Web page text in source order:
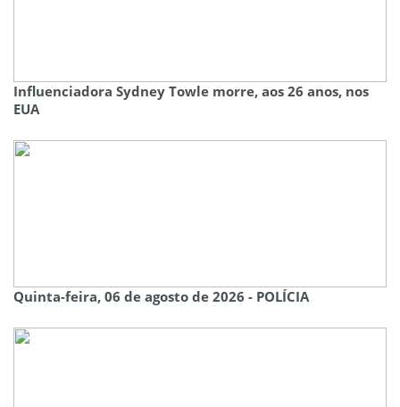
Influenciadora Sydney Towle morre, aos 26 anos, nos
EUA
Quinta-feira, 06 de agosto de 2026 - POLÍCIA